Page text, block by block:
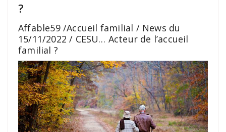
?
Affable59 /Accueil familial / News du
15/11/2022 / CESU… Acteur de l’accueil
familial ?